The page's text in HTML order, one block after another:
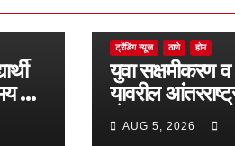
गाढे
ट्रेंडिंग न्यूज ठाणे होम
युवा सक्षमीकरण
यावरील
देश-
विदेशातून उत्स्फूर्त
AUG 5, 2026